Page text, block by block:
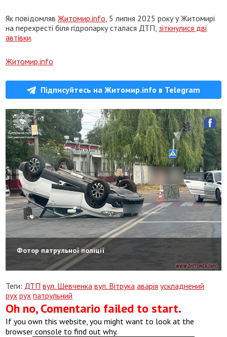
Як повідомлявЖитомир.info , 5 липня 2025 року у Житомирі
на перехресті біля гідропарку сталася ДТП, зіткнулися дві
автівки.
Житомир.info
Підписуйтесь на Житомир.info в Telegram
Фотор патрульної поліції
Теги: ДТП вул. Шевченка вул. Вітрука аварія ускладнений
рух рух патрульний
Oh no, Comentario failed to start.
If you own this website, you might want to look at the
browser console to find out why.